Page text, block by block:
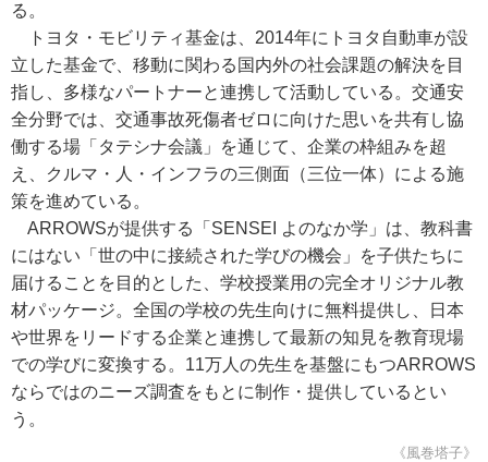
る。
トヨタ・モビリティ基金は、2014年にトヨタ自動車が設
立した基金で、移動に関わる国内外の社会課題の解決を目
指し、多様なパートナーと連携して活動している。交通安
全分野では、交通事故死傷者ゼロに向けた思いを共有し協
働する場「タテシナ会議」を通じて、企業の枠組みを超
え、クルマ・人・インフラの三側面（三位一体）による施
策を進めている。
ARROWSが提供する「SENSEI よのなか学」は、教科書
にはない「世の中に接続された学びの機会」を子供たちに
届けることを目的とした、学校授業用の完全オリジナル教
材パッケージ。全国の学校の先生向けに無料提供し、日本
や世界をリードする企業と連携して最新の知見を教育現場
での学びに変換する。11万人の先生を基盤にもつARROWS
ならではのニーズ調査をもとに制作・提供しているとい
う。
《風巻塔子》